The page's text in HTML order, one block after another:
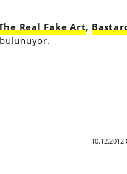
Real Fake Art,
10.12.2012